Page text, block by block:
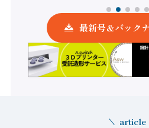
最新号＆バック
article